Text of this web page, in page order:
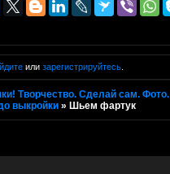
или зарегистрируйтесь.
Творчество. Сделай сам. Фото.
выкройки » Шьем фартук